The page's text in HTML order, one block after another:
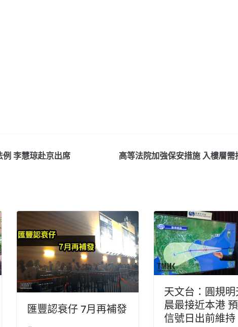
李慧琼赴京出席 高等法院加強保安措施 入樓層需
匯豐認衰仔 7月再補發
天文台：圓規明
晨最接近本港
信號日出前維持